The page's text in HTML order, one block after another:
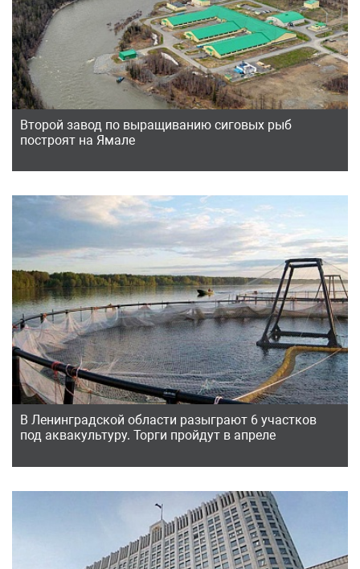
Второй завод по выращиванию сиговых рыб
построят на Ямале
В Ленинградской области разыграют 6 участков
под аквакультуру. Торги пройдут в апреле